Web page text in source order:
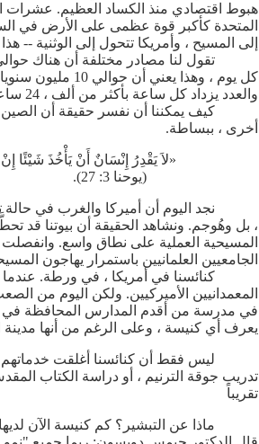
هبوط اقتصادي منذ الكساد العظيم. عشرات
المتحدة كأكبر قوة عظمى على الأرض في
إلى المسيح ، وأمريكا تتحول إلى الوثنية --
والعدد يزداد كل ساعة بأكثر من ألف ، 24 ساعة في اليوم. هذا لا يمكن إلا أن يوصف بأنه أعظم انفجار نهضة مسيحية في العالم في وقتنا.
كيف يمكننا أن نفسر حقيقة أن الصين
أخرى ، ببساطة.
«لاَ يَقْدِرُ إِنْسَانٌ أَنْ يَأْخُذَ
(يوحنا 3: 27).
نجد اليوم أن أميركا والغرب في
، بل وهُوجم. ونشاهد الحقيقة أن بيوتنا
المسيحية العملية على نطاق واسع.
الجامعيين العلمانيين باستمرار يهاجون
المعمدانيين الأميركيين. ولكن اليوم من
في مدرسة من أقدم المدارس المحافظة في
يعرف أي كنيسة ، وعلى الرغم من أنها مدينة
ليس فقط أن كنائسنا أغلقت خدماتهم
تدريب جوقة الترنيم ، أو دراسة الكتاب
تقريباً
ماذا عن التبشير؟ كم كنيسة الآن